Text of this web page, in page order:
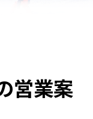
営業案
・観光施設